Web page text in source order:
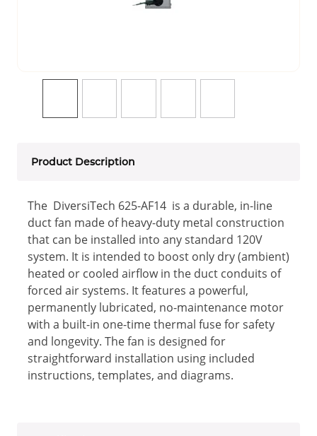
Product Description
The DiversiTech 625-AF14 is a durable, in-line
duct fan made of heavy-duty metal construction
that can be installed into any standard 120V
system. It is intended to boost only dry (ambient)
heated or cooled airflow in the duct conduits of
forced air systems. It features a powerful,
permanently lubricated, no-maintenance motor
with a built-in one-time thermal fuse for safety
and longevity. The fan is designed for
straightforward installation using included
instructions, templates, and diagrams.